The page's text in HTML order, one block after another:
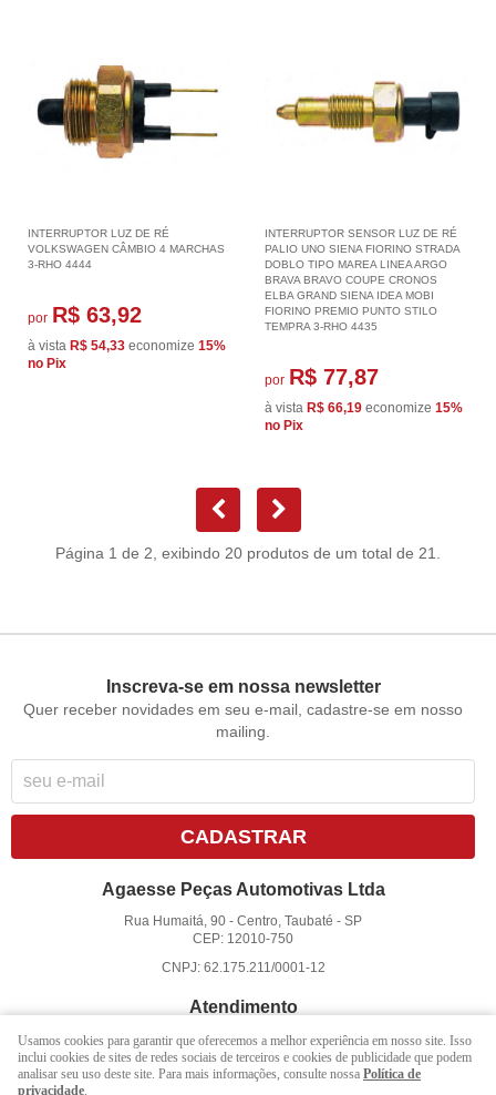
INTERRUPTOR LUZ DE RÉ
VOLKSWAGEN CÂMBIO 4 MARCHAS
3-RHO 4444
por R$ 63,92
à vista R$ 54,33 economize 15%
no Pix
INTERRUPTOR SENSOR LUZ DE RÉ
PALIO UNO SIENA FIORINO STRADA
DOBLO TIPO MAREA LINEA ARGO
BRAVA BRAVO COUPE CRONOS
ELBA GRAND SIENA IDEA MOBI
FIORINO PREMIO PUNTO STILO
TEMPRA 3-RHO 4435
por R$ 77,87
à vista R$ 66,19 economize 15%
no Pix
Página 1 de 2, exibindo 20 produtos de um total de 21.
Inscreva-se em nossa newsletter
Quer receber novidades em seu e-mail, cadastre-se em nosso
mailing.
CADASTRAR
Agaesse Peças Automotivas Ltda
Rua Humaitá, 90 -Centro, Taubaté -SP
CEP: 12010-750
CNPJ: 62.175.211/0001-12
Atendimento
(12)3625-3322
(12)3625-3322(WhatsApp)
Usamos cookies para garantir que oferecemos a melhor experiência em nosso site. Isso
inclui cookies de sites de redes sociais de terceiros e cookies de publicidade que podem
analisar seu uso deste site. Para mais informações, consulte nossa Política de
privacidade.